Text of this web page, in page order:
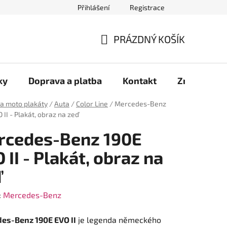
Plakáty motorek Samolepky
Přihlášení Registrace
KOŠÍK
PRÁZDNÝ KOŠÍK
Doprava a platba Kontakt Značky
moto plakáty /Auta / Color Line / Mercedes-Benz
II - Plakát, obraz na zeď
Benz 190E
II - Plakát, obraz na
Mercedes-Benz
Benz 190E EVO II je legenda německého